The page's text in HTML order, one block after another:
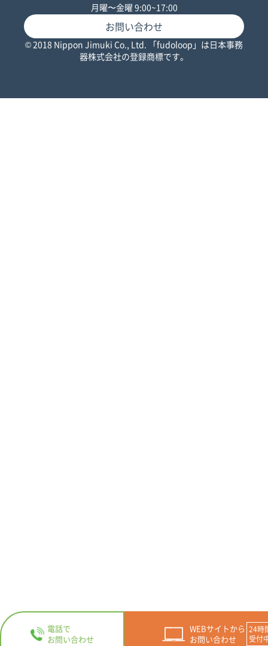
電話で
お問い合わせ
WEBサイトから
お問い合わせ
月曜〜金曜 9:00~17:00
お問い合わせ
© 2018 Nippon Jimuki Co., Ltd. 「fudoloop」は日本事務
器株式会社の登録商標です。